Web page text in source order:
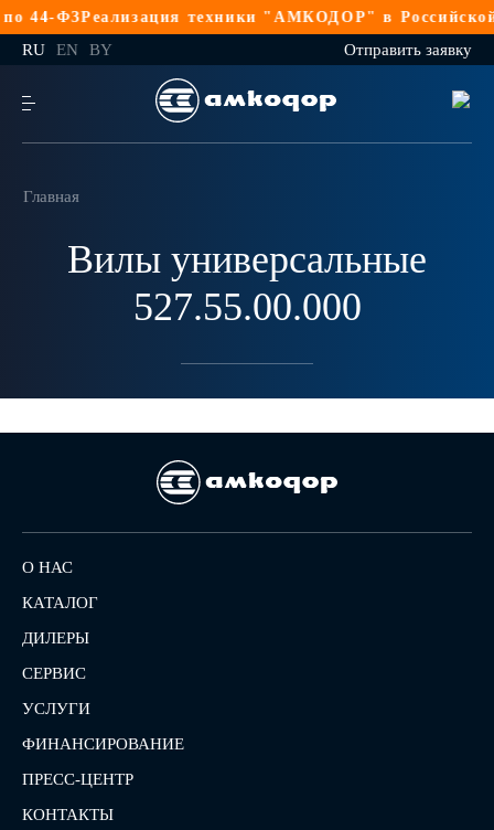
44-ФЗРеализация техники "АМКОДОР" в Российской
RU EN BY Отправить заявку
Главная
Вилы универсальные
527.55.00.000
О НАС
КАТАЛОГ
ДИЛЕРЫ
СЕРВИС
УСЛУГИ
ФИНАНСИРОВАНИЕ
ПРЕСС-ЦЕНТР
КОНТАКТЫ